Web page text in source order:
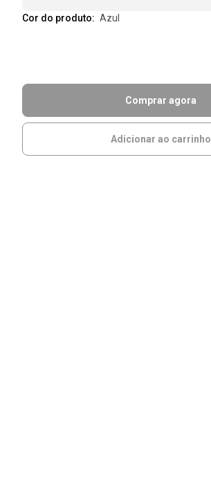
Cor do produto: azul
Comprar agora
Adicionar ao carrinho